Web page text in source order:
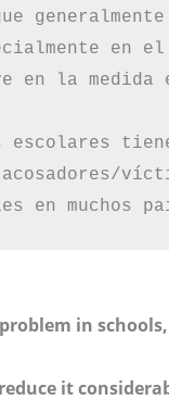
en el
en la medida
en muchos
in
it